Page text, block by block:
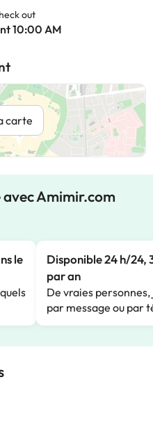
out
10:00 AM
carte
Amimir.com
le
Disponible 24 h/24,
par an
De vraies
par message ou par